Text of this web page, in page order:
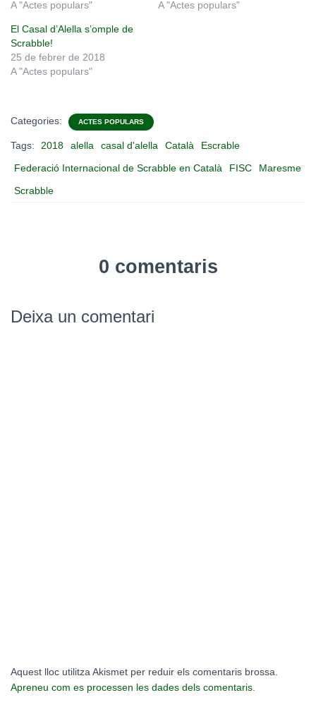
A "Actes populars"
A "Actes populars"
El Casal d’Alella s’omple de
Scrabble!
25 de febrer de 2018
A "Actes populars"
Categories: ACTES POPULARS
Tags: 2018 alella casal d'alella Català
Escrable
Federació Internacional de Scrabble en Català
FISC
Maresme
Scrabble
0 comentaris
Deixa un comentari
Aquest lloc utilitza Akismet per reduir els comentaris brossa.
Apreneu com es processen les dades dels comentaris.